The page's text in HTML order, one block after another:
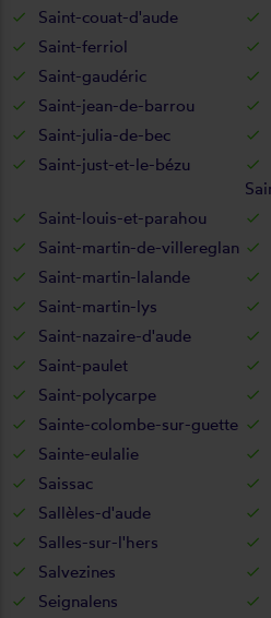
Saint-couat-d'aude
Saint-ferriol
Saint-gaudéric
Saint-jean-de-barrou
Saint-julia-de-bec
Saint-just-et-le-bézu
Saint-louis-et-parahou
Saint-martin-de-villereglan
Saint-martin-lalande
Saint-martin-lys
Saint-nazaire-d'aude
Saint-paulet
Saint-polycarpe
Sainte-colombe-sur-guette
Sainte-eulalie
Saissac
Sallèles-d'aude
Salles-sur-l'hers
Salvezines
Seignalens